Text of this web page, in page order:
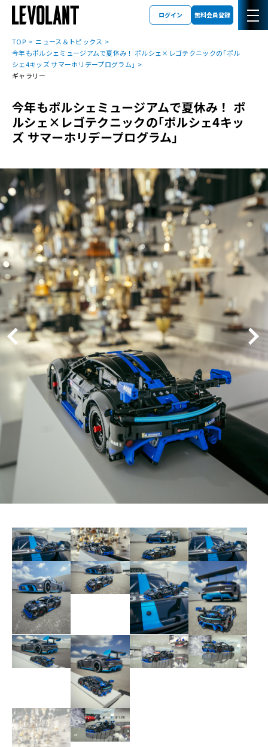
ログイン 無料会員登録
TOP
ニュース＆トピックス
今年もポルシェミュージアムで夏休み！ ポルシェ×レゴテクニックの｢ポル
シェ4キッズ サマーホリデープログラム｣
ギャラリー
今年もポルシェミュージアムで夏休み！ ポ
ルシェ×レゴテクニックの｢ポルシェ4キッ
ズ サマーホリデープログラム｣